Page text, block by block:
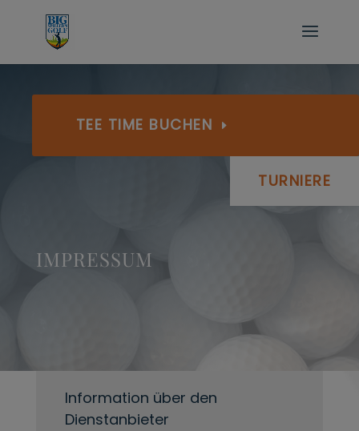
TEE TIME BUCHEN
TURNIERE
IMPRESSUM
Information über den
Dienstanbieter